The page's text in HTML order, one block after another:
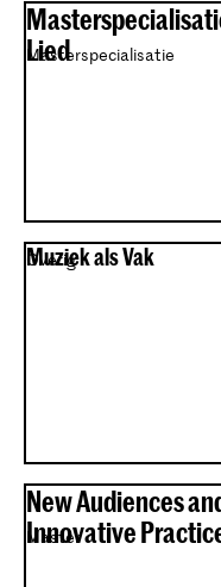
Lied
Masterspecialisatie
Muziek als Vak
Overig
New Audiences
Innovative
Master